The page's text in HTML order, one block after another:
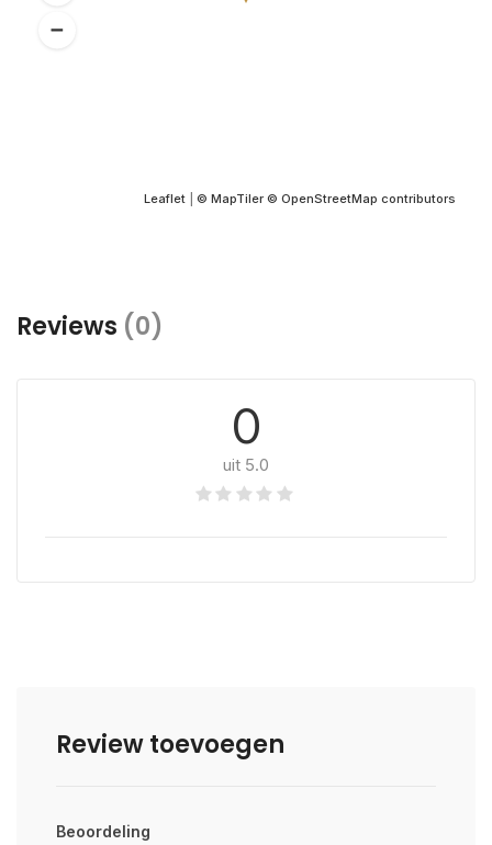
Leaflet © MapTiler © OpenStreetMap contributors
Reviews (0)
0
uit 5.0
Review toevoegen
Beoordeling